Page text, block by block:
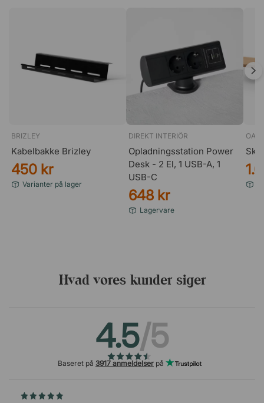
BRIZLEY
Kabelbakke Brizley
450 kr
Varianter på lager
DIREKT INTERIÖR
Opladningsstation Power
Desk - 2 El, 1 USB-A, 1
USB-C
648 kr
Lagervare
Hvad vores kunder siger
4.5/5
Baseret på 3917 anmeldelserpå